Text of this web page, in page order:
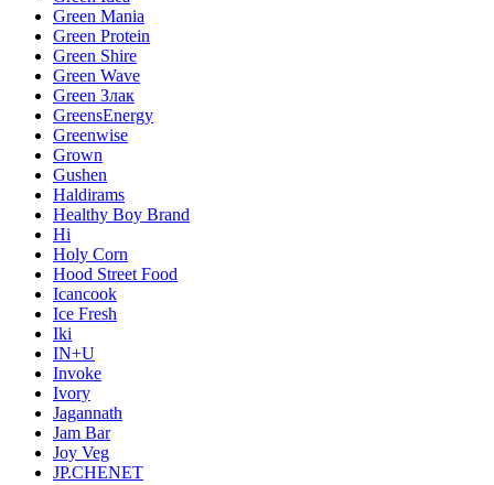
Green Mania
Green Protein
Green Shire
Green Wave
Green Злак
GreensEnergy
Greenwise
Grown
Gushen
Haldirams
Healthy Boy Brand
Hi
Holy Corn
Hood Street Food
Icancook
Ice Fresh
Iki
IN+U
Invoke
Ivory
Jagannath
Jam Bar
Joy Veg
JP.CHENET